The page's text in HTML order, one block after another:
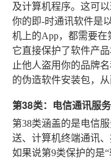
及计算机程序。这可
你的即-时通讯软件是
机上的App，都需要在
它直接保护了软件产
止他人盗用你的品牌
的伪造软件安装包，
第38类：电信通讯服
第38类涵盖的是电信
送、计算机终端通讯
如果说第9类保护的是